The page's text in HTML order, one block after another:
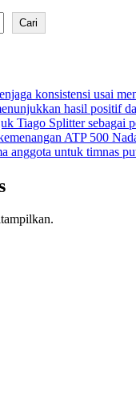
Cari
konsistensi usai
hasil positif
Tiago Splitter sebagai
ATP 500
anggota untuk timnas